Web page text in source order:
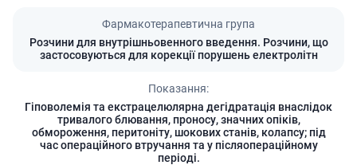
Фармакотерапевтична група
Розчини для внутрішньовенного введення. Розчини, що
застосовуються для корекції порушень електролітн
Показання:
Гіповолемія та екстрацелюлярна дегідратація внаслідок
тривалого блювання, проносу, значних опіків,
обмороження, перитоніту, шокових станів, колапсу; під
час операційного втручання та у післяопераційному
періоді.